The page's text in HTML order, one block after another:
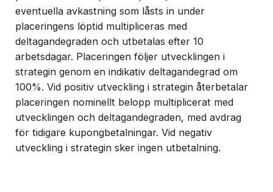
eventuella avkastning som låsts in under
placeringens löptid multipliceras med
deltagandegraden och utbetalas efter 10
arbetsdagar. Placeringen följer utvecklingen i
strategin genom en indikativ deltagandegrad om
100%. Vid positiv utveckling i strategin återbetalar
placeringen nominellt belopp multiplicerat med
utvecklingen och deltagandegraden, med avdrag
för tidigare kupongbetalningar. Vid negativ
utveckling i strategin sker ingen utbetalning.